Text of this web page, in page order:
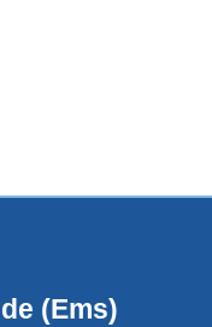
(Ems)